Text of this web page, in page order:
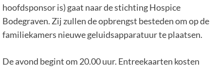
hoofdsponsor is) gaat naar de stichting Hospice
Bodegraven. Zij zullen de opbrengst besteden om op de
familiekamers nieuwe geluidsapparatuur te plaatsen.
De avond begint om 20.00 uur. Entreekaarten kosten